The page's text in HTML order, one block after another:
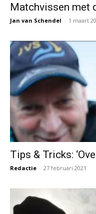
Matchvissen met
Jan van Schendel - 1 maart
Tips & Tricks:
Redactie - 27 februari 2021